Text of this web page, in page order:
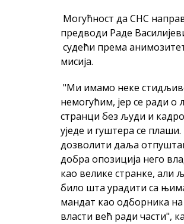
Могућност да СНС
предводи Раде
судећи према
мисија.
"Ми имамо неке
немогућим, јер се ради о
странци без људи и
уједе и гуштера се
дозволити даља
добра опозиција него
као велике странке, али
било шта урадити са
мандат као одборника
власти већ ради части",